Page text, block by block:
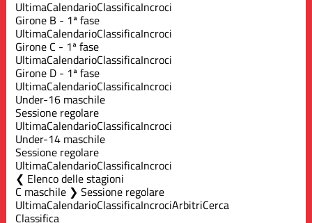
UltimaCalendarioClassificaIncroci
Girone B - 1ª fase
UltimaCalendarioClassificaIncroci
Girone C - 1ª fase
UltimaCalendarioClassificaIncroci
Girone D - 1ª fase
UltimaCalendarioClassificaIncroci
Under-16 maschile
Sessione regolare
UltimaCalendarioClassificaIncroci
Under-14 maschile
Sessione regolare
UltimaCalendarioClassificaIncroci
Elenco delle stagioni
C maschile ❯ Sessione regolare
UltimaCalendarioClassificaIncrociArbitriCerca
Classifica